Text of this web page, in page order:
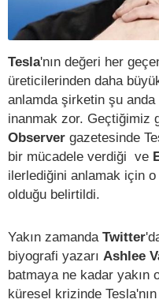
Tesla'nın değeri her
üreticilerinden daha
anlamda şirketin şu anda
inanmak zor. Geçtiğimiz
Observer gazetesinde
bir mücadele verdiği ve
ilerlediğini anlamak için
olduğu belirtildi.
Yakın zamanda Twitter
biyografi yazarı Ashlee
batmaya ne kadar yakın
küresel krizinde